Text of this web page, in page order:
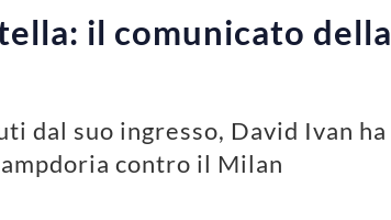
il comunicato della
dal suo ingresso, David Ivan ha
contro il Milan